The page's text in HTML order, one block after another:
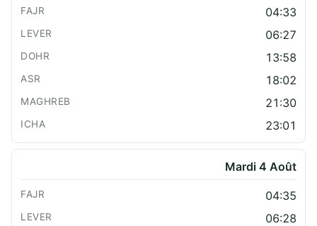
04:33
06:27
13:58
18:02
21:30
23:01
Mardi 4 Août
04:35
06:28